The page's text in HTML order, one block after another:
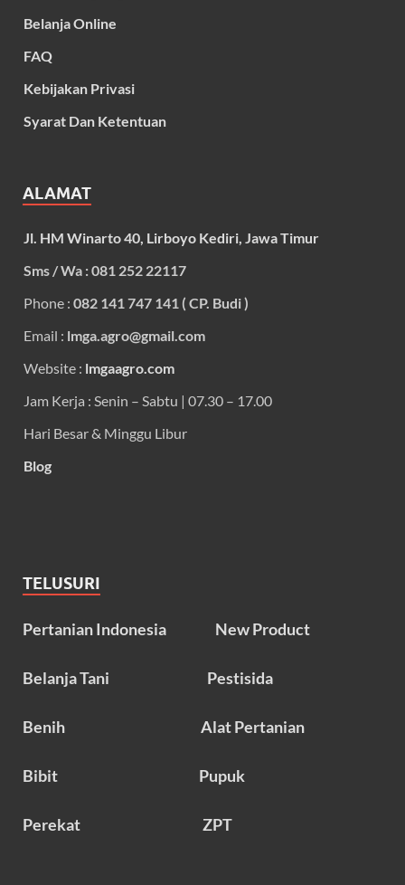
Belanja Online
FAQ
Kebijakan Privasi
Syarat Dan Ketentuan
ALAMAT
Jl. HM Winarto 40, Lirboyo Kediri, Jawa Timur
Sms / Wa : 081 252 22117
Phone : 082 141 747 141 ( CP. Budi )
Email : lmga.agro@gmail.com
Website : lmgaagro.com
Jam Kerja : Senin – Sabtu | 07.30 – 17.00
Hari Besar & Minggu Libur
Blog
TELUSURI
Pertanian Indonesia New Product
Belanja Tani Pestisida
Benih Alat Pertanian
Bibit Pupuk
Perekat ZPT